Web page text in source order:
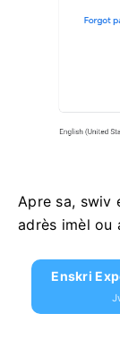
Apre sa, swiv
adrès imèl ou
Enskri